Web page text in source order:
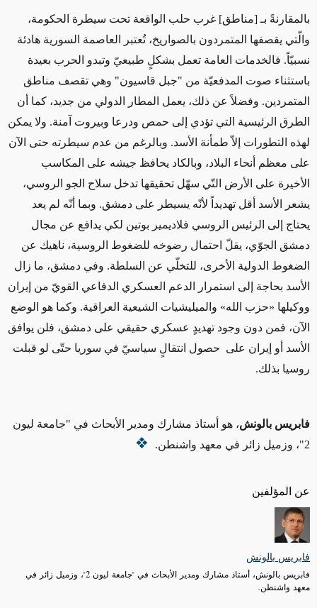
عن المؤلفين
فابريس بالونش
فابريس بالونش، أستاذ مشارك ومدير الأبحاث في "جامعة ليون 2"، وزميل زائر في
معهد واشنطن.
بالمقارنةً بـ [مناطق] غرب حلب الواقعة تحت سيطرة الحكومة،
والّتي يقصفها المتمردون بالصواريخ، تُعتبر العاصمة السورية هادئة
نسبيّاً. فالخدمات العامة تعمل بشكلٍ طبيعيّ وتبدو الحرب بعيدة
باستثناء صوت المدفعيّة من "جبل قاسيون" وهي تقصف مناطق
المتمردين. وفضلاً عن ذلك، يعمل المطار الدولي من جديد، كما أن
الطرق الرئيسية التي تؤدي إلى حمص ودرعا وبيروت آمنة. ولا يمكن
لهذه التطورات إلاّ طمأنة الأسد. وبالرغم من عدم سيطرته حتى الآن
على معظم أنحاء البلاد، وبالكاد يحافظ جيشه على المكاسب
الأخيرة على الأرض التّي سهّل تحقيقها تدخل سلاح الجو الروسي،
يشعر الأسد أقل تهديداً لأنّه يسيطر على دمشق. وبما أنّه لم يعد
يحتاج إلى الرئيس الروسي فلاديمير بوتين لكي يدافع عن مجال
دمشق الجوّي، يقلّ احتمال رضوخه للضغوط الروسية، ناهيك عن
الضغوط الدولية الأخرى، للتخلّي عن السلطة. وفي دمشق، ما زال
الأسد بحاجة إلى استمرار الدعم العسكري الدفاعي القويّ من إيران
ووكيلها «حزب الله» والميليشيات الشيعية العراقية. وكما هو الوضع
الآن، فمن دون وجود تهديدٍ عسكري حقيقي على دمشق، فلن يوافق
الأسد أو إيران على حصول انتقالٍ سياسيّ في سوريا حتّى لو قبلت
روسيا بذلك.
فابريس بالونش، هو أستاذ مشارك ومدير الأبحاث في "جامعة ليون
2"، وزميل زائر في معهد واشنطن.